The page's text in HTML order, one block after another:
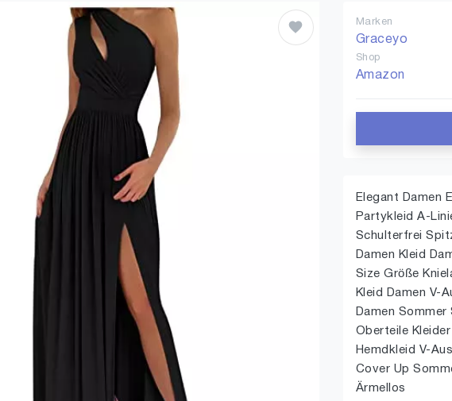
Marken
Graceyo
Shop
Amazon
Elegant Damen
Partykleid A-
Schulterfrei
Damen Kleid
Size Größe
Kleid Damen V-
Damen
Oberteile
Hemdkleid V-
Cover Up
Ärmellos